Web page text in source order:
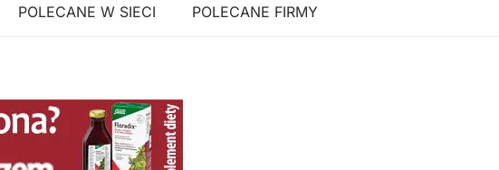
POLECANE W SIECI POLECANE FIRMY